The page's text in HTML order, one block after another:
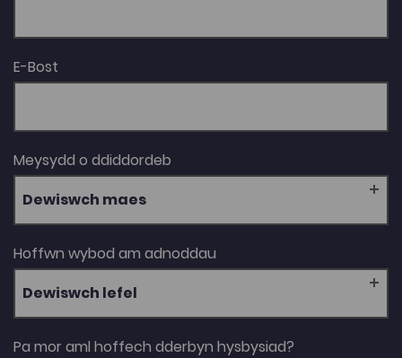
E-Bost
Meysydd o ddiddordeb
Dewiswch maes
Hoffwn wybod am adnoddau
Dewiswch lefel
Pa mor aml hoffech dderbyn hysbysiad?